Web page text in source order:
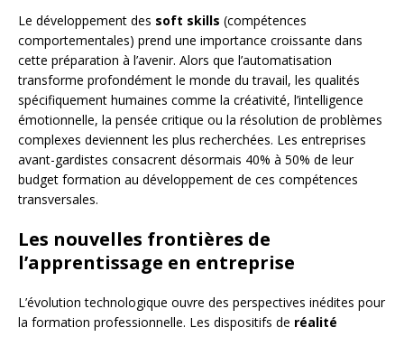
Le développement des soft skills (compétences
comportementales) prend une importance croissante dans
cette préparation à l’avenir. Alors que l’automatisation
transforme profondément le monde du travail, les qualités
spécifiquement humaines comme la créativité, l’intelligence
émotionnelle, la pensée critique ou la résolution de problèmes
complexes deviennent les plus recherchées. Les entreprises
avant-gardistes consacrent désormais 40% à 50% de leur
budget formation au développement de ces compétences
transversales.
Les nouvelles frontières de
l’apprentissage en entreprise
L’évolution technologique ouvre des perspectives inédites pour
la formation professionnelle. Les dispositifs de réalité